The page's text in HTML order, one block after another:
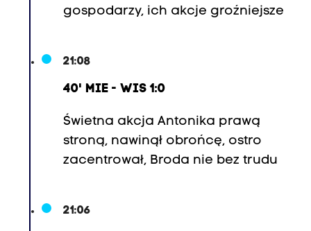
gospodarzy, ich akcje groźniejsze
21:08
40' MIE - WIS 1:0
Świetna akcja Antonika prawą
stroną, nawinął obrońcę, ostro
zacentrował, Broda nie bez trudu
21:06